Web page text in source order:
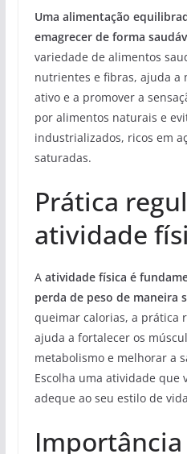
Uma alimentação
emagrecer de forma
variedade de alimentos
nutrientes e fibras, ajuda a
ativo e a promover a
por alimentos naturais e
industrializados, ricos em
saturadas.
Prática
atividade
A atividade física é
perda de peso de maneira
queimar calorias, a prática
ajuda a fortalecer os
metabolismo e melhorar a
Escolha uma atividade que
adeque ao seu estilo de